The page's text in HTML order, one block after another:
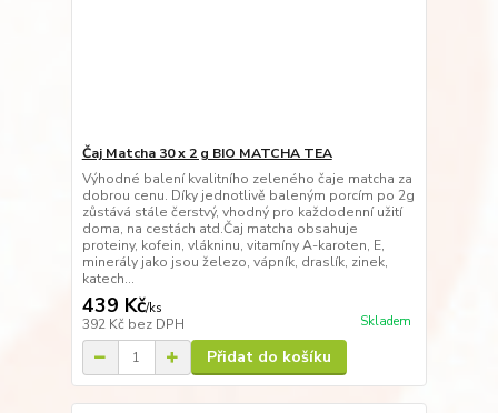
Čaj Matcha 30 x 2 g BIO MATCHA TEA
Výhodné balení kvalitního zeleného čaje matcha za
dobrou cenu. Díky jednotlivě baleným porcím po 2g
zůstává stále čerstvý, vhodný pro každodenní užití
doma, na cestách atd.Čaj matcha obsahuje
proteiny, kofein, vlákninu, vitamíny A-karoten, E,
minerály jako jsou železo, vápník, draslík, zinek,
katech...
439 Kč/ks
392 Kč bez DPH Skladem
Přidat do košíku